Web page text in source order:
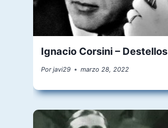
Ignacio Corsini – Destellos
Por javi29 marzo 28, 2022